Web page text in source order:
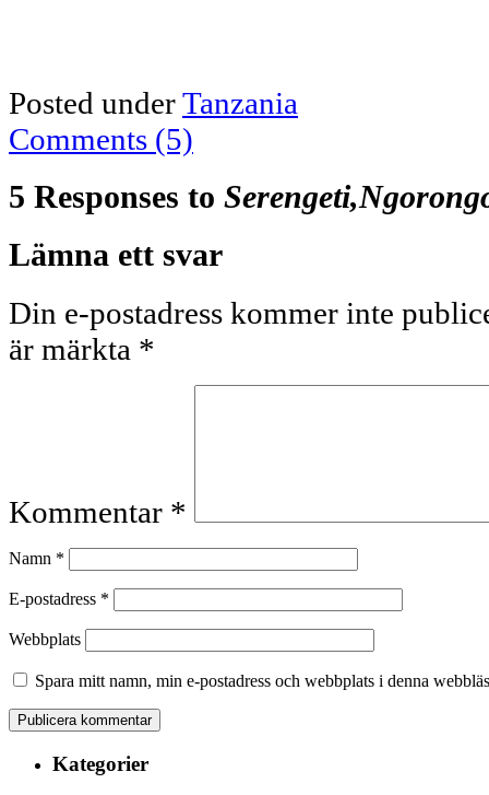
Posted underTanzania
Comments (5)
5 Responses to
Lämna ett svar
Din e-postadress kommer inte
är märkta *
Kommentar *
Namn *
E-postadress *
Webbplats
Spara mitt namn, min e-postadress och webbplats i denna
Kategorier